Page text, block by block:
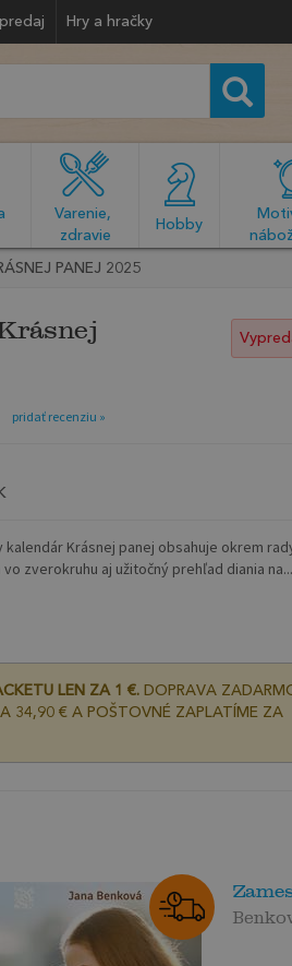
Hry a hračky
Varenie,
zdravie
Hobby
PANEJ 2025
pridať recenziu »
Krásnej panej obsahuje okrem
zverokruhu aj užitočný prehľad diania na...
LEN ZA 1 €.DOPRAVA
34,90 € A POŠTOVNÉ ZAPLATÍME ZA